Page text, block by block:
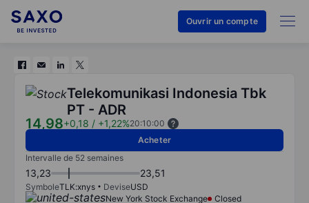
Ouvrir un compte
Telekomunikasi Indonesia Tbk
PT - ADR
14,98+0,18 / +1,22%20:10:00
Acheter
Intervalle de 52 semaines
13,23 23,51
SymboleTLK:xnys DeviseUSD
New York Stock Exchange
Closed